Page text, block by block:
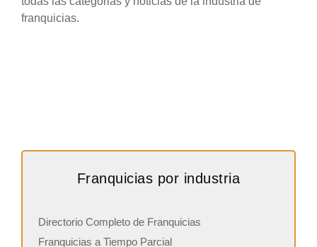
franquicias.
Franquicias por industria
Directorio Completo de Franquicias
Franquicias a Tiempo Parcial